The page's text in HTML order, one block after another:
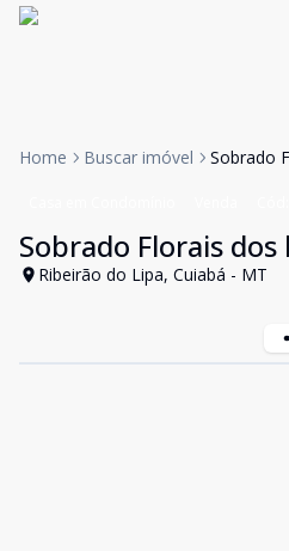
Home Buscar imóvel Sobrado
Sobrado Florais dos
Ribeirão do Lipa, Cuiabá - MT